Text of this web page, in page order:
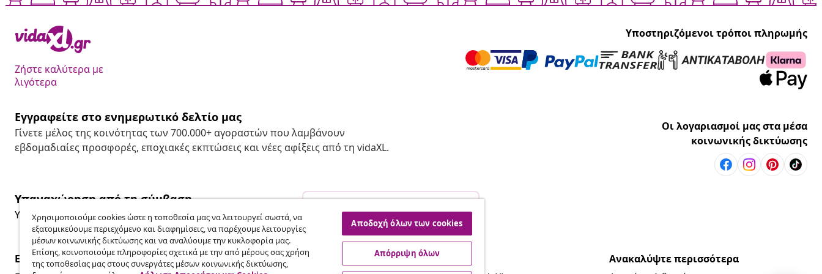
Ζήστε καλύτερα με
λιγότερα
Υποστηριζόμενοι τρόποι πληρωμής
Εγγραφείτε στο ενημερωτικό δελτίο μας
Γίνετε μέλος της κοινότητας των 700.000+ αγοραστών που λαμβάνουν
εβδομαδιαίες προσφορές, εποχιακές εκπτώσεις και νέες αφίξεις από τη vidaXL.
Οι λογαριασμοί μας στα μέσα
κοινωνικής δικτύωσης
Υπαναχώρηση από τη σύμβαση
Υποβάλετε αίτημα υπαναχώρησης για την παραγγελία σας.
Εξυπηρέτηση πελατών
Επιχείρηση
vidaXL
Ανακαλύψτε περισσότερα
Χρησιμοποιούμε cookies ώστε η τοποθεσία μας να λειτουργεί σωστά, να
εξατομικεύουμε περιεχόμενο και διαφημίσεις, να παρέχουμε λειτουργίες
μέσων κοινωνικής δικτύωσης και να αναλύουμε την κυκλοφορία μας.
Επίσης, κοινοποιούμε πληροφορίες σχετικά με την από μέρους σας χρήση
της τοποθεσίας μας στους συνεργάτες μέσων κοινωνικής δικτύωσης,
Αποδοχή όλων των cookies
Απόρριψη όλων